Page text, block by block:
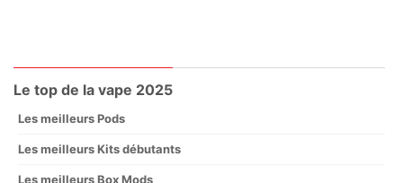
Le top de la vape 2025
Les meilleurs Pods
Les meilleurs Kits débutants
Les meilleurs Box Mods